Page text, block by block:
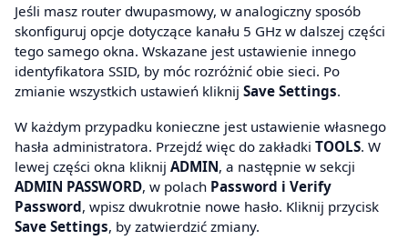
Jeśli masz router dwupasmowy, w analogiczny sposób
skonfiguruj opcje dotyczące kanału 5 GHz w dalszej części
tego samego okna. Wskazane jest ustawienie innego
identyfikatora SSID, by móc rozróżnić obie sieci. Po
zmianie wszystkich ustawień kliknij Save Settings.
W każdym przypadku konieczne jest ustawienie własnego
hasła administratora. Przejdź więc do zakładki TOOLS. W
lewej części okna kliknij ADMIN, a następnie w sekcji
ADMIN PASSWORD, w polach Password i Verify
Password, wpisz dwukrotnie nowe hasło. Kliknij przycisk
Save Settings, by zatwierdzić zmiany.